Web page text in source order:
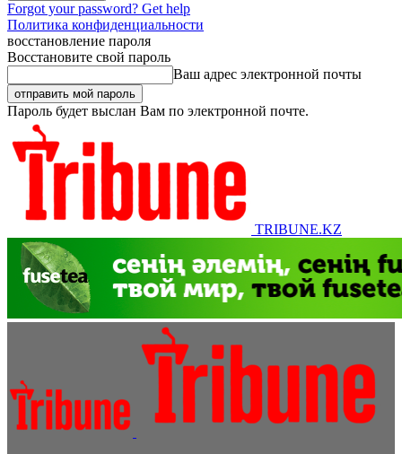
Forgot your password? Get help
Политика конфиденциальности
восстановление пароля
Восстановите свой пароль
Ваш адрес электронной почты
Пароль будет выслан Вам по электронной почте.
TRIBUNE.KZ